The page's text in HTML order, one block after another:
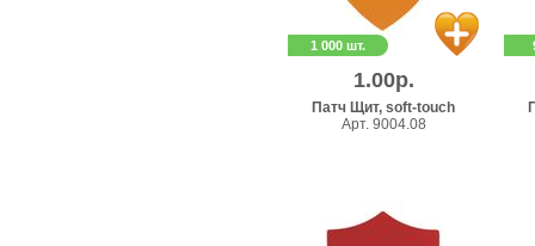
1 000 шт.
1.00р.
Патч Щит, soft-touch
Арт. 9004.08